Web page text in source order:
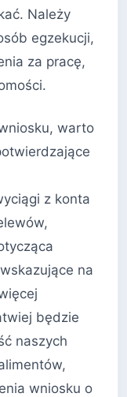
Należy
egzekucji,
za pracę,
warto
z konta
na
będzie
naszych
wniosku o